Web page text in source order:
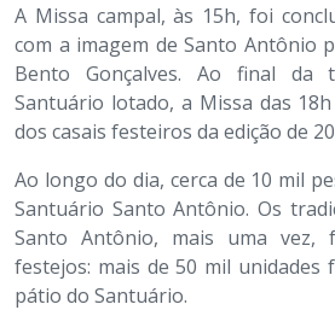
A Missa campal, às 15h, foi
com a imagem de Santo Antônio
Bento Gonçalves. Ao final da
Santuário lotado, a Missa das
dos casais festeiros da edição de
Ao longo do dia, cerca de 10 mil
Santuário Santo Antônio. Os
Santo Antônio, mais uma vez,
festejos: mais de 50 mil unidades
pátio do Santuário.